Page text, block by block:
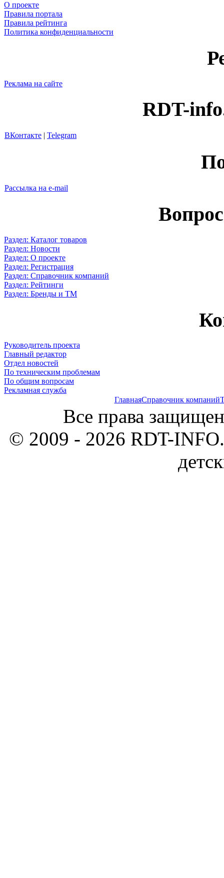
О проекте
Правила портала
Правила рейтинга
Политика конфиденциальности
Реклама на сайте
RDT-
ВКонтакте | Telegram
Рассылка на e-mail
Раздел: Каталог товаров
Раздел: Новости
Раздел: О проекте
Раздел: Регистрация
Раздел: Справочник компаний
Раздел: Рейтинги
Раздел: Бренды и ТМ
Руководитель проекта
Главный редактор
Отдел новостей
По техническим проблемам
По общим вопросам
Рекламная служба
ГлавнаяСправочник компаний
Все права
© 2009 - 2026 RDT-